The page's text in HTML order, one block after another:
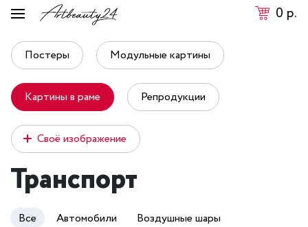
0 р.
Постеры Модульные картины
Картины в раме Репродукции
Своё изображение
Транспорт
Все Автомобили
Воздушные шары